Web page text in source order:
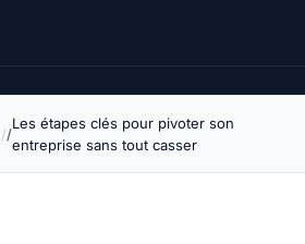
Les étapes clés pour pivoter son
entreprise sans tout casser